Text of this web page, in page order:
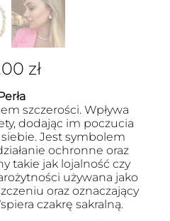
zł
Perła
szczerości. Wpływa
dodając im poczucia
Jest symbolem
ochronne oraz
takie jak lojalność czy
używana jako
oraz oznaczający
czakrę sakralną.